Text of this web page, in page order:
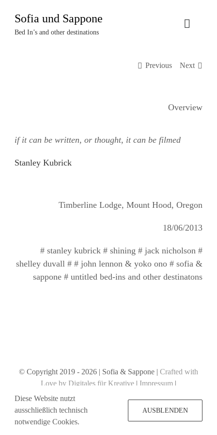
Inhalt
springen
Sofia und Sappone
Bed In’s and other destinations
Toggle
Termine
Login
Previous Next
Overview
if it can be written, or thought, it can be filmed
Stanley Kubrick
Timberline Lodge, Mount Hood, Oregon
18/06/2013
# stanley kubrick # shining # jack nicholson #
shelley duvall # # john lennon & yoko ono # sofia &
sappone # untitled bed-ins and other destinatons
© Copyright 2019 - 2026 | Sofia & Sappone | Crafted with
Love by Digitales für Kreative | Impressum |
Diese Website nutzt
ausschließlich technisch
notwendige Cookies.
AUSBLENDEN